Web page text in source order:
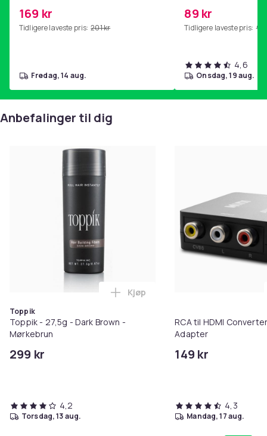
hjemmegymnastikk Pink
169 kr
Tidligere laveste pris: 201 kr
fredag, 14 aug.
89 kr
Tidligere laveste pris: 99
4,6
onsdag, 19 aug.
Anbefalinger til dig
Toppik
Toppik - 27,5g - Dark Brown -
Mørkebrun
299 kr
Legg Toppik - 27,5g - Dark
Kjøp
4,2
torsdag, 13 aug.
RCA til HDMI
Adapter
149 kr
4,3
mandag, 17 aug.